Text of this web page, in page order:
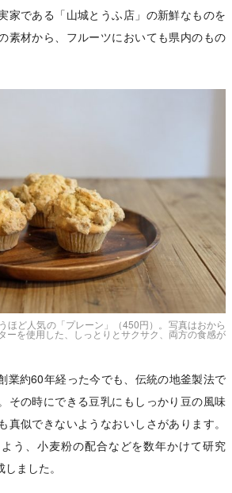
家である「山城とうふ店」の新鮮なものを
素材から、フルーツにおいても県内のもの
ほど人気の「プレーン」（450円）。写真はおから
ーを使用した、しっとりとサクサク、両方の食感が
業約60年経った今でも、伝統の地釜製法で
その時にできる豆乳にもしっかり豆の風味
真似できないようなおいしさがあります。
う、小麦粉の配合などを数年かけて研究
ました。